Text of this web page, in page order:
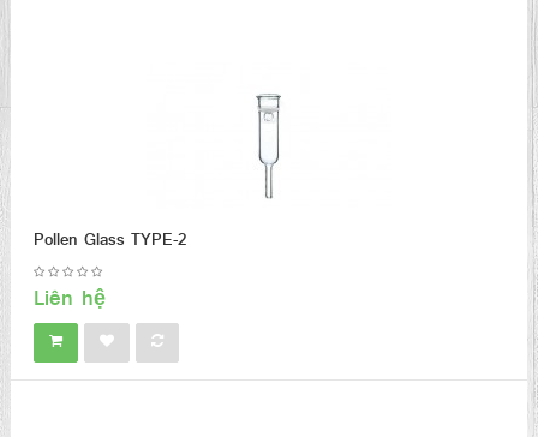
Pollen Glass TYPE-2
Liên hệ